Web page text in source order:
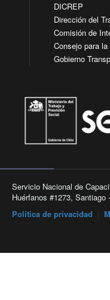
DICREP
Dirección del
Comisión de
Consejo para
Gobierno
Servicio Nacional de
Huérfanos #1273,
Política de privacidad